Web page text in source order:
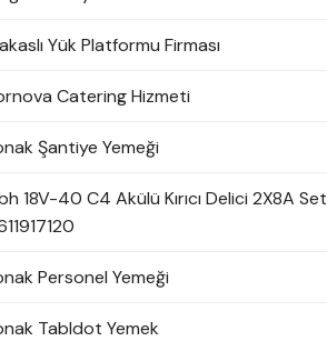
Yük Platformu Firması
Catering Hizmeti
Şantiye Yemeği
18V-40 C4 Akülü Kırıcı Delici 2X8A Set
Personel Yemeği
Tabldot Yemek